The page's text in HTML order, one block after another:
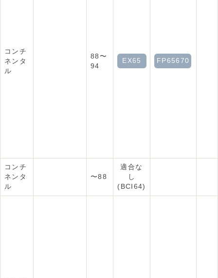
コンチ
ネンタ
ル
88〜
94
EX65 FP65670
コンチ
ネンタ
ル
〜88
適合な
し
(BCI64)